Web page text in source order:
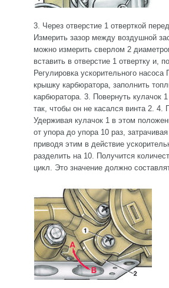
3. Через отверстие 1 отверткой
Измерить зазор между воздушной
можно измерить сверлом 2
вставить в отверстие 1 отвертку и,
Регулировка ускорительного
крышку карбюратора, заполнить
карбюратора. 3. Повернуть кулачок
так, чтобы он не касался винта 2. 4.
Удерживая кулачок 1 в этом
от упора до упора 10 раз,
приводя этим в действие
разделить на 10. Получится
цикл. Это значение должно